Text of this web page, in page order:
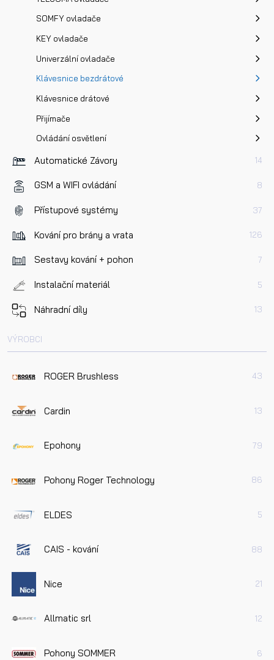
SOMFY ovladače
KEY ovladače
Univerzální ovladače
Klávesnice bezdrátové
Klávesnice drátové
Přijímače
Ovládání osvětlení
Automatické Závory 14
GSM a WIFI ovládání 8
Přístupové systémy 37
Kování pro brány a vrata 126
Sestavy kování + pohon 7
Instalační materiál 5
Náhradní díly 13
VÝROBCI
ROGER Brushless 43
Cardin 13
Epohony 79
Pohony Roger Technology 86
ELDES 5
CAIS - kování 88
Nice 21
Allmatic srl 12
Pohony SOMMER 6